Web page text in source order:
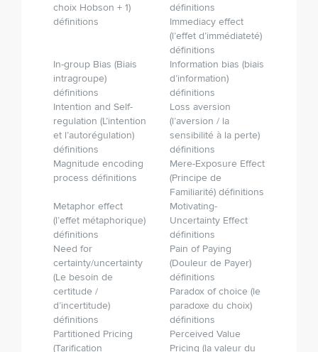
choix Hobson + 1)
définitions
définitions
Immediacy effect
(l’effet d’immédiateté)
définitions
In-group Bias (Biais
intragroupe)
définitions
Information bias (biais
d’information)
définitions
Intention and Self-
regulation (L’intention
et l’autorégulation)
définitions
Loss aversion
(l’aversion / la
sensibilité à la perte)
définitions
Magnitude encoding
process définitions
Mere-Exposure Effect
(Principe de
Familiarité) définitions
Metaphor effect
(l’effet métaphorique)
définitions
Motivating-
Uncertainty Effect
définitions
Need for
certainty/uncertainty
(Le besoin de
certitude /
d’incertitude)
définitions
Pain of Paying
(Douleur de Payer)
définitions
Paradox of choice (le
paradoxe du choix)
définitions
Partitioned Pricing
(Tarification
Perceived Value
Pricing (la valeur du